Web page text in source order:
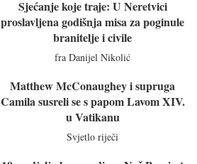
Sjećanje koje traje: U Neretvici
proslavljena godišnja misa za poginule
branitelje i civile
fra Danijel Nikolić
Matthew McConaughey i supruga
Camila susreli se s papom Lavom XIV.
u Vatikanu
Svjetlo riječi